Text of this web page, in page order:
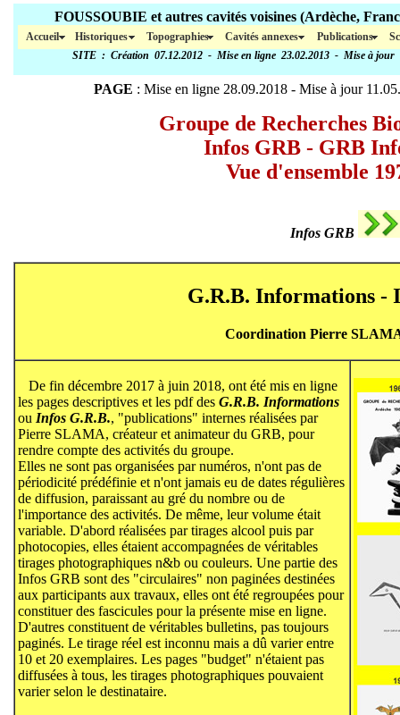
FOUSSOUBIE et autres cavités voisines
Accueil Historiques Topographies Cavités annexes Publications
SITE : Création 07.12.2012 - Mise en ligne 23.02.2013 - Mise à jour
PAGE : Mise en ligne 28.09.2018 - Mise à jour
Groupe de Recherches
Infos GRB - GRB
Vue d'ensemble
Infos GRB
G.R.B. Informations -
Coordination Pierre
De fin décembre 2017 à juin 2018, ont été mis en ligne
les pages descriptives et les pdf des G.R.B. Informations
ou Infos G.R.B., "publications" internes réalisées par
Pierre SLAMA, créateur et animateur du GRB, pour
rendre compte des activités du groupe.
Elles ne sont pas organisées par numéros, n'ont pas de
périodicité prédéfinie et n'ont jamais eu de dates régulières
de diffusion, paraissant au gré du nombre ou de
l'importance des activités. De même, leur volume était
variable. D'abord réalisées par tirages alcool puis par
photocopies, elles étaient accompagnées de véritables
tirages photographiques n&b ou couleurs. Une partie des
Infos GRB sont des "circulaires" non paginées destinées
aux participants aux travaux, elles ont été regroupées pour
constituer des fascicules pour la présente mise en ligne.
D'autres constituent de véritables bulletins, pas toujours
paginés. Le tirage réel est inconnu mais a dû varier entre
10 et 20 exemplaires. Les pages "budget" n'étaient pas
diffusées à tous, les tirages photographiques pouvaient
varier selon le destinataire.